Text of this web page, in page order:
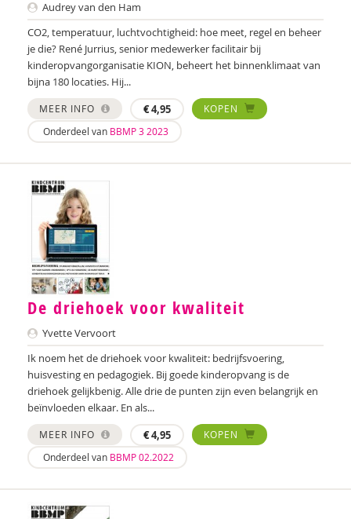
Simon Hay
Saskia Henderson
Jorick Hendriksen
Josette Hoex
Yvonne Huisman
IJsbrand Jepma
Karen Jongeneel
Maria Jongsma
Eva Kalis
Monique Kerpen
Marijoke van der Keur
Corona Koek
Verena Kraaij
Marieke Kramer
Lien Van Laere
Audrey van den Ham
CO2, temperatuur, luchtvochtigheid: hoe meet, regel en beheer
je die? René Jurrius, senior medewerker facilitair bij
kinderopvangorganisatie KION, beheert het binnenklimaat van
bijna 180 locaties. Hij...
MEER INFO €4,95
KOPEN
Onderdeel van BBMP 3 2023
De driehoek voor kwaliteit
Yvette Vervoort
Ik noem het de driehoek voor kwaliteit: bedrijfsvoering,
huisvesting en pedagogiek. Bij goede kinderopvang is de
driehoek gelijkbenig. Alle drie de punten zijn even belangrijk en
beïnvloeden elkaar. En als...
MEER INFO €4,95
KOPEN
Onderdeel van BBMP 02.2022